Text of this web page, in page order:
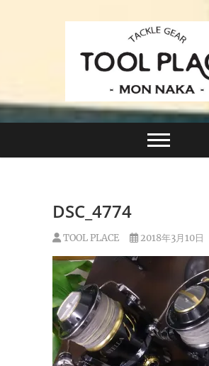
TACKLE
TOOL
小さなルアーフィッシングショップ
ス」が門前仲町に近日オー
DSC_4774
TOOL PLACE 2018年3月10日